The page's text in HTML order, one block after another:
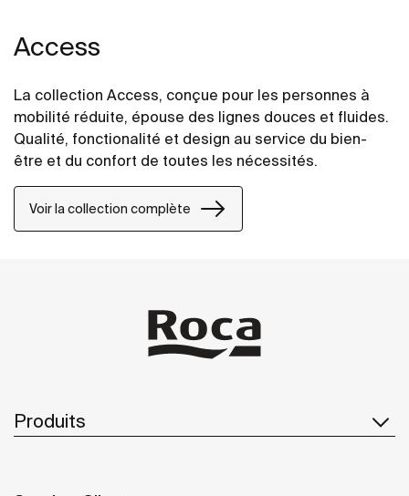
Access
La collection Access, conçue pour les personnes à
mobilité réduite, épouse des lignes douces et fluides.
Qualité, fonctionalité et design au service du bien-
être et du confort de toutes les nécessités.
Voir la collection complète
Produits